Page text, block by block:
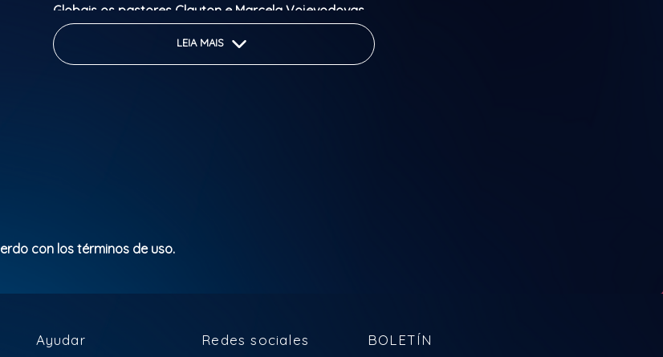
Globais os pastores Clayton e Marcela Vojevodovas,
assim trocaremos muitas informações e
aprendizados!
LEIA MAIS
con los términos de uso.
Ayudar Redes sociales BOLETÍN